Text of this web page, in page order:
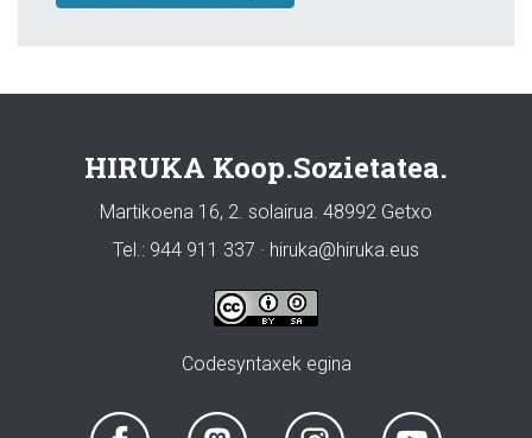
HIRUKA Koop.Sozietatea.
Martikoena 16, 2. solairua. 48992 Getxo
Tel.: 944 911 337 · hiruka@hiruka.eus
Codesyntaxek egina